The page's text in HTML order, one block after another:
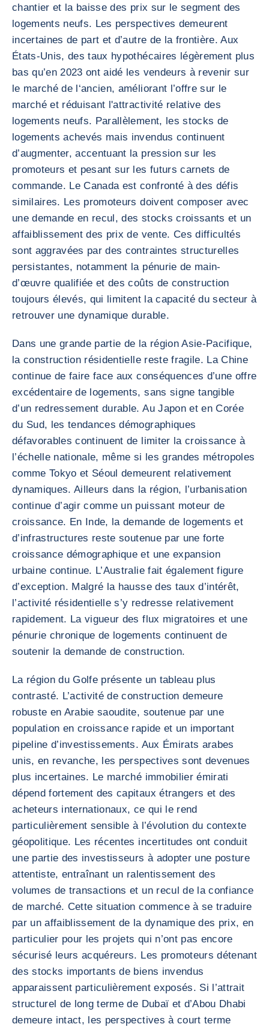
chantier et la baisse des prix sur le segment des
logements neufs. Les perspectives demeurent
incertaines de part et d’autre de la frontière. Aux
États-Unis, des taux hypothécaires légèrement plus
bas qu’en 2023 ont aidé les vendeurs à revenir sur
le marché de l‘ancien, améliorant l’offre sur le
marché et réduisant l'attractivité relative des
logements neufs. Parallèlement, les stocks de
logements achevés mais invendus continuent
d’augmenter, accentuant la pression sur les
promoteurs et pesant sur les futurs carnets de
commande. Le Canada est confronté à des défis
similaires. Les promoteurs doivent composer avec
une demande en recul, des stocks croissants et un
affaiblissement des prix de vente. Ces difficultés
sont aggravées par des contraintes structurelles
persistantes, notamment la pénurie de main-
d’œuvre qualifiée et des coûts de construction
toujours élevés, qui limitent la capacité du secteur à
retrouver une dynamique durable.
Dans une grande partie de la région Asie-Pacifique,
la construction résidentielle reste fragile. La Chine
continue de faire face aux conséquences d’une offre
excédentaire de logements, sans signe tangible
d’un redressement durable. Au Japon et en Corée
du Sud, les tendances démographiques
défavorables continuent de limiter la croissance à
l’échelle nationale, même si les grandes métropoles
comme Tokyo et Séoul demeurent relativement
dynamiques. Ailleurs dans la région, l’urbanisation
continue d’agir comme un puissant moteur de
croissance. En Inde, la demande de logements et
d’infrastructures reste soutenue par une forte
croissance démographique et une expansion
urbaine continue. L’Australie fait également figure
d’exception. Malgré la hausse des taux d’intérêt,
l’activité résidentielle s’y redresse relativement
rapidement. La vigueur des flux migratoires et une
pénurie chronique de logements continuent de
soutenir la demande de construction.
La région du Golfe présente un tableau plus
contrasté. L’activité de construction demeure
robuste en Arabie saoudite, soutenue par une
population en croissance rapide et un important
pipeline d’investissements. Aux Émirats arabes
unis, en revanche, les perspectives sont devenues
plus incertaines. Le marché immobilier émirati
dépend fortement des capitaux étrangers et des
acheteurs internationaux, ce qui le rend
particulièrement sensible à l’évolution du contexte
géopolitique. Les récentes incertitudes ont conduit
une partie des investisseurs à adopter une posture
attentiste, entraînant un ralentissement des
volumes de transactions et un recul de la confiance
de marché. Cette situation commence à se traduire
par un affaiblissement de la dynamique des prix, en
particulier pour les projets qui n’ont pas encore
sécurisé leurs acquéreurs. Les promoteurs détenant
des stocks importants de biens invendus
apparaissent particulièrement exposés. Si l’attrait
structurel de long terme de Dubaï et d’Abou Dhabi
demeure intact, les perspectives à court terme